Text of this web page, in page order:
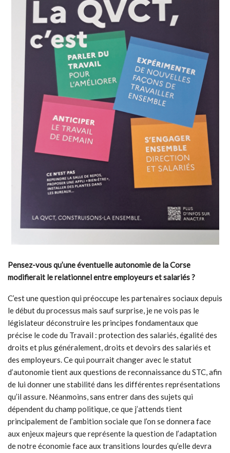
Pensez-vous qu’une éventuelle autonomie de la Corse
modifierait le relationnel entre employeurs et salariés ?
C’est une question qui préoccupe les partenaires sociaux depuis
le début du processus mais sauf surprise, je ne vois pas le
législateur déconstruire les principes fondamentaux que
précise le code du Travail : protection des salariés, égalité des
droits et plus généralement, droits et devoirs des salariés et
des employeurs. Ce qui pourrait changer avec le statut
d’autonomie tient aux questions de reconnaissance du STC, afin
de lui donner une stabilité dans les différentes représentations
qu’il assure. Néanmoins, sans entrer dans des sujets qui
dépendent du champ politique, ce que j’attends tient
principalement de l’ambition sociale que l’on se donnera face
aux enjeux majeurs que représente la question de l’adaptation
de notre économie face aux transitions lourdes qu’elle devra